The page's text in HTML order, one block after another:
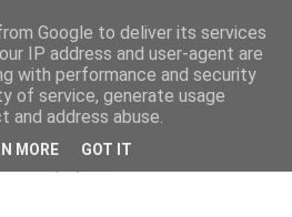
Google to deliver its services
IP address and user-agent are
with performance and security
of service, generate usage
address abuse.
MORE GOT IT